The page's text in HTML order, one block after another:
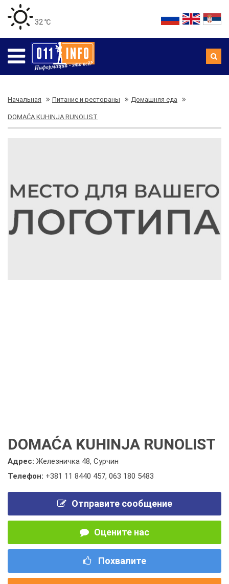
32 ℃
Начальная Питание и рестораны Домашняя еда
DOMAĆA KUHINJA RUNOLIST
DOMAĆA KUHINJA RUNOLIST
Адрес: Железничка 48, Сурчин
Телефон: +381 11 8440 457, 063 180 5483
Отправите сообщение
Оцените нас
Похвалите